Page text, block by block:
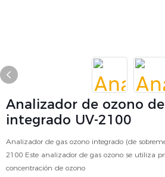
Analizador de ozono
integrado UV-2100
Analizador de gas ozono integrado (de
2100 Este analizador de gas ozono se utiliza
concentración de ozono